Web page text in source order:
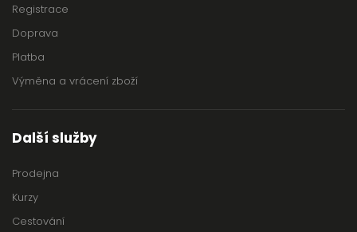
Registrace
Doprava
Platba
Výměna a vrácení zboží
Další služby
Prodejna
Kurzy
Cestování